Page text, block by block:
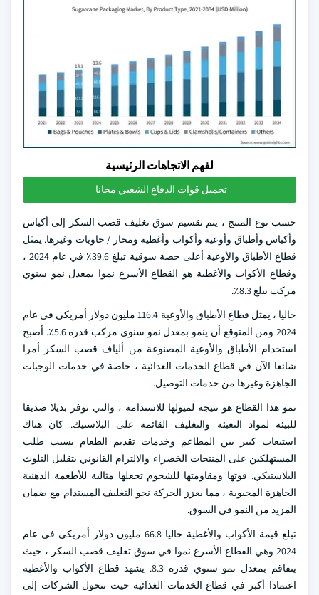
لفهم الاتجاهات الرئيسية
تحميل قوات الدفاع الشعبي مجانا
حسب نوع المنتج ، يتم تقسيم سوق تغليف قصب السكر إلى أكياس
وأكياس وأطباق وأوعية وأكواب وأغطية ومحار / حاويات وغيرها. يمثل
قطاع الأطباق والأوعية أعلى حصة سوقية تبلغ 39.6٪ في عام 2024 ،
وقطاع الأكواب والأغطية هو القطاع الأسرع نموا بمعدل نمو سنوي
مركب يبلغ 8.3٪.
حاليا ، يمثل قطاع الأطباق والأوعية 116.4 مليون دولار أمريكي في عام
2024 ومن المتوقع أن ينمو بمعدل نمو سنوي مركب قدره 5.6٪. أصبح
استخدام الأطباق والأوعية المصنوعة من ألياف قصب السكر أمرا
شائعا الآن في قطاع الخدمات الغذائية ، خاصة في خدمات الوجبات
الجاهزة وغيرها من خدمات التوصيل.
نمو هذا القطاع هو نتيجة لميولها للاستدامة ، والتي توفر بديلا صديقا
للبيئة لمواد التعبئة والتغليف القائمة على البلاستيك. كان هناك
استيعاب كبير بين المطاعم وخدمات تقديم الطعام بسبب طلب
المستهلكين على المنتجات الخضراء والالتزام القانوني بتقليل التلوث
البلاستيكي. قوتها ومقاومتها للشحوم تجعلها مثالية للأطعمة الدهنية
الجاهزة المحبوبة ، مما يعزز الحركة نحو التغليف المستدام مع ضمان
المزيد من النمو في السوق.
تبلغ قيمة الأكواب والأغطية حاليا 66.8 مليون دولار أمريكي في عام
2024 وهي القطاع الأسرع نموا في سوق تغليف قصب السكر ، حيث
يتفاقم بمعدل نمو سنوي قدره 8.3. يشهد قطاع الأكواب والأغطية
اعتمادا أكبر في قطاع الخدمات الغذائية حيث تتحول الشركات إلى